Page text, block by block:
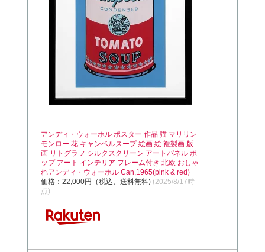
アンディ・ウォーホル ポスター 作品 猫 マリリン
モンロー 花 キャンベルスープ 絵画 絵 複製画 版
画 リトグラフ シルクスクリーン アートパネル ポ
ップ アート インテリア フレーム付き 北欧 おしゃ
れアンディ・ウォーホル Can,1965(pink & red)
価格：22,000円（税込、送料無料) (2025/8/17時
点)